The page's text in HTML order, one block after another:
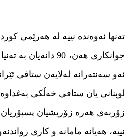
جوانكاری هەن، 90
ئەو سەنتەرانە لەلایەن ستافی
لوبنانی یان ستافی خەڵكی
زۆربەی هەرە زۆریشیان پسپۆریان
نییە، هەیانە مامانە و كاری